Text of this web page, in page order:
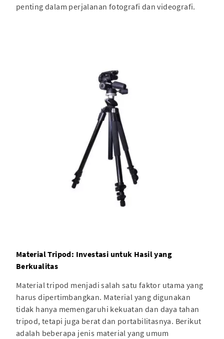
penting dalam perjalanan fotografi dan videografi.
Material Tripod: Investasi untuk Hasil yang
Berkualitas
Material tripod menjadi salah satu faktor utama yang
harus dipertimbangkan. Material yang digunakan
tidak hanya memengaruhi kekuatan dan daya tahan
tripod, tetapi juga berat dan portabilitasnya. Berikut
adalah beberapa jenis material yang umum